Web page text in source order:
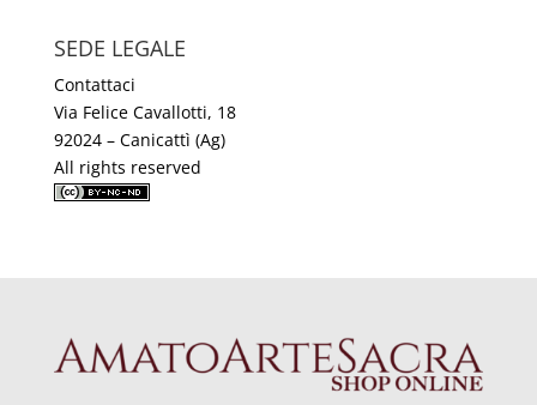
SEDE LEGALE
Contattaci
Via Felice Cavallotti, 18
92024 – Canicattì (Ag)
All rights reserved